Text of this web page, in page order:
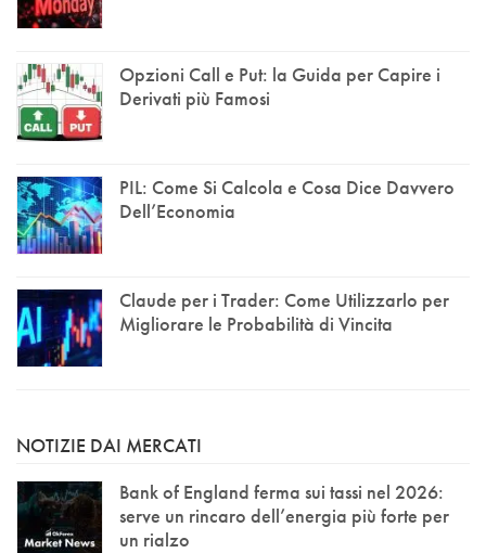
Opzioni Call e Put: la Guida per Capire i
Derivati più Famosi
PIL: Come Si Calcola e Cosa Dice Davvero
Dell’Economia
Claude per i Trader: Come Utilizzarlo per
Migliorare le Probabilità di Vincita
NOTIZIE DAI MERCATI
Bank of England ferma sui tassi nel 2026:
serve un rincaro dell’energia più forte per
un rialzo